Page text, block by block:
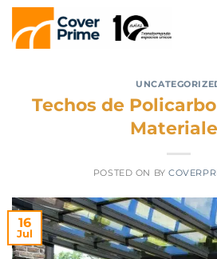
Techos de
POSTED ON BY
16
Jul